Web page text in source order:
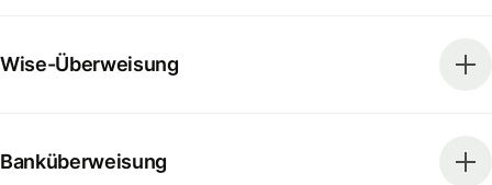
Wise-Überweisung
Banküberweisung